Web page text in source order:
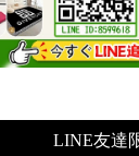
LINE友達